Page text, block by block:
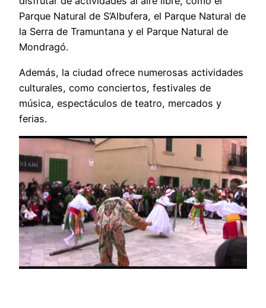
Parque Natural de S’Albufera, el Parque Natural de
la Serra de Tramuntana y el Parque Natural de
Mondragó.
Además, la ciudad ofrece numerosas actividades
culturales, como conciertos, festivales de
música, espectáculos de teatro, mercados y
ferias.